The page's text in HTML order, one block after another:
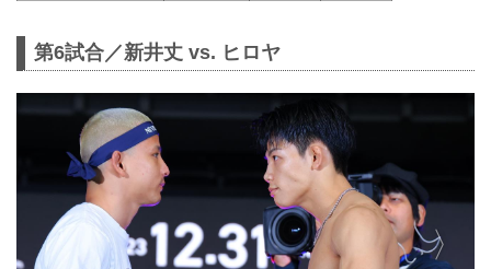
第6試合／新井丈 vs. ヒロヤ